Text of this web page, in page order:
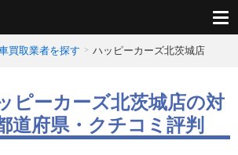
買取業者を探す ハッピーカーズ北茨城店
ピーカーズ北茨城店の対
道府県・クチコミ評判